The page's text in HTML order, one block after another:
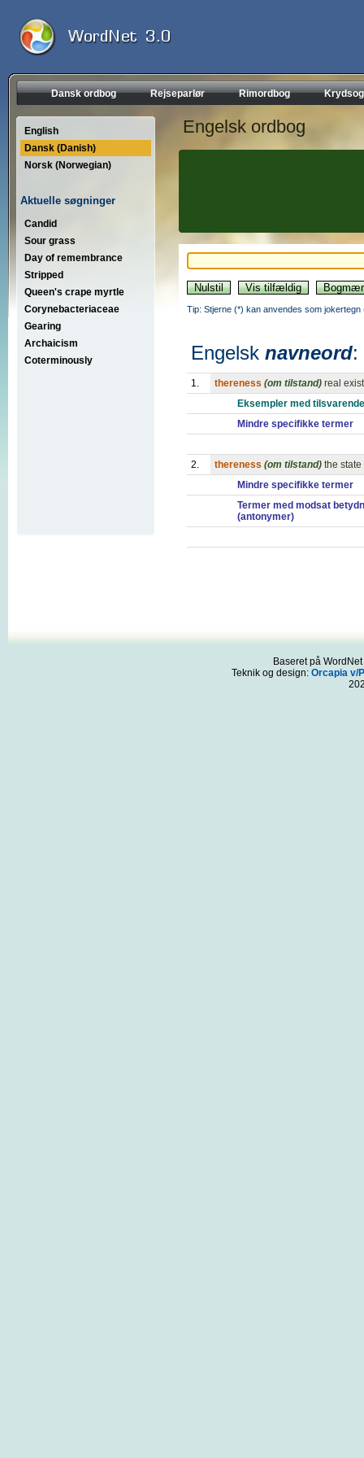
Dansk ordbog Rejseparlør Rimordbog
English
Dansk (Danish)
Norsk (Norwegian)
Aktuelle søgninger
Candid
Sour grass
Day of remembrance
Stripped
Queen's crape myrtle
Corynebacteriaceae
Gearing
Archaicism
Coterminously
Engelsk ordbog
Tip: Stjerne (*) kan anvendes som
Engelsk navneord:
1. thereness (om tilstand) real
Eksempler med
Mindre specifikke termer
2. thereness (om tilstand) the
Mindre specifikke termer
Termer med modsat
(antonymer)
Baseret på
Teknik og design: Orcapia v/